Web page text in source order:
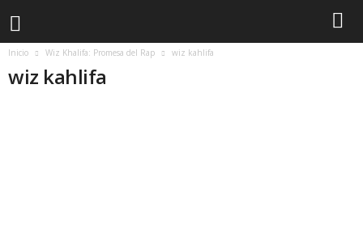
Inicio Wiz Khalifa: Promesa del Rap wiz kahlifa
wiz kahlifa